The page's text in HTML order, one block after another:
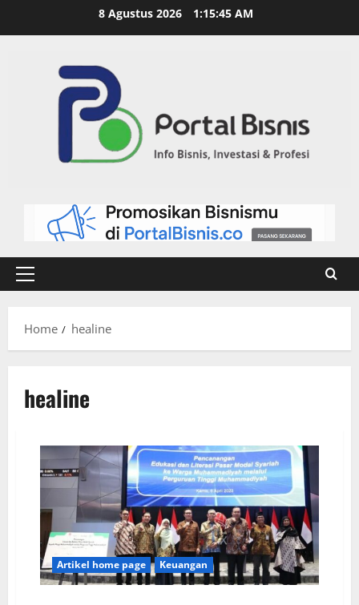
8 Agustus 2026 1:15:46 AM
Home healine
healine
Artikel home page Keuangan